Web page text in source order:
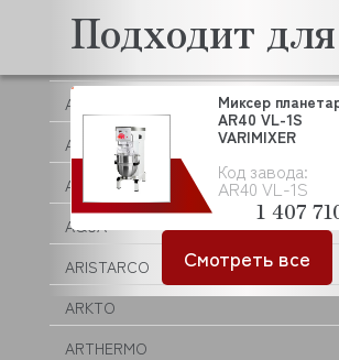
ANIMO
ANVIL
APACH
APS
AQUA
ARISTARCO
ARKTO
ARTHERMO
Подходит для
Код завода:
AR40 VL-1S
Миксер
AR40 VL-1S
VARIMIXER
1 407
Смотреть все